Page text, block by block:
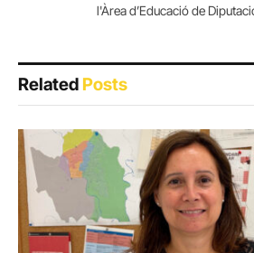
l'Àrea d’Educació de
RelatedPosts